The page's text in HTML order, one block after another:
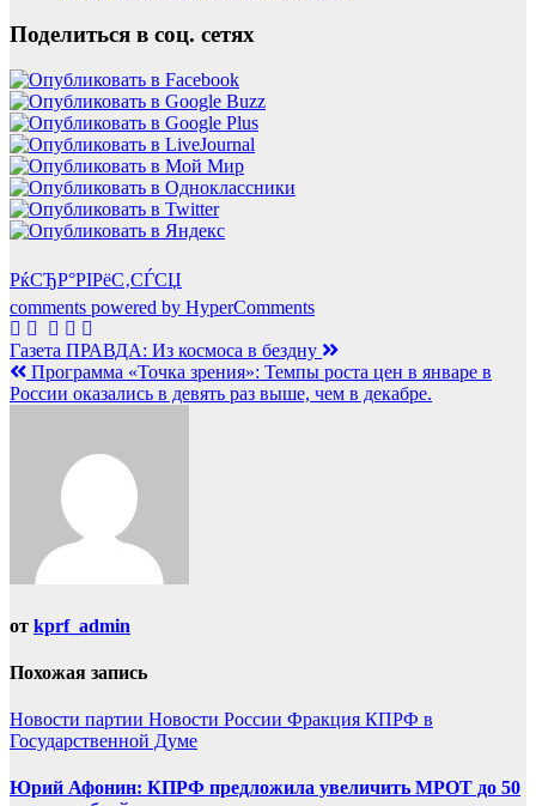
Поделиться в соц. сетях
РќСЂР°РІРёС‚СЃСЏ
comments powered by HyperComments
Навигация
по
Газета ПРАВДА: Из космоса в бездну
Программа «Точка зрения»: Темпы роста цен в январе в
России оказались в девять раз выше, чем в декабре.
от kprf_admin
Похожая запись
Новости партии Новости России Фракция КПРФ в
Государственной Думе
Юрий Афонин: КПРФ предложила увеличить МРОТ до 50